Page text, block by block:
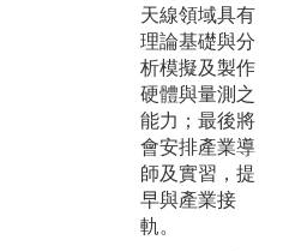
天線領域具有
理論基礎與分
析模擬及製作
硬體與量測之
能力；最後將
會安排產業導
師及實習，提
早與產業接
軌。